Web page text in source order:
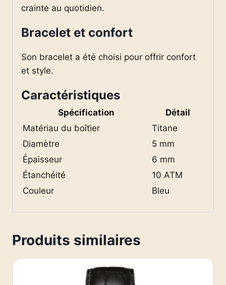
crainte au quotidien.
Bracelet et confort
Son bracelet a été choisi pour offrir confort
et style.
Caractéristiques
Spécification
Détail
Matériau du boîtier
Titane
Diamètre
5 mm
Épaisseur
6 mm
Étanchéité
10 ATM
Couleur
Bleu
Produits similaires